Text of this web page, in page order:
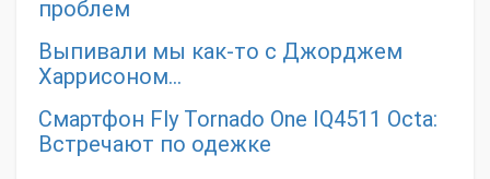
проблем
Выпивали мы как-то с Джорджем
Харрисоном…
Смартфон Fly Tornado One IQ4511 Octa:
Встречают по одежке